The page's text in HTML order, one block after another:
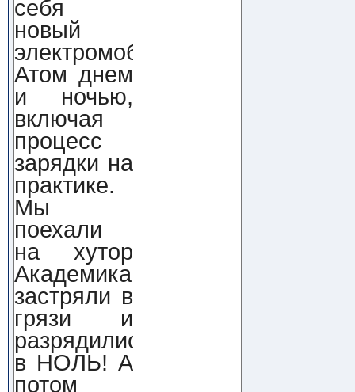
себя
новый
электромобиль
Атом днем
и ночью,
включая
процесс
зарядки на
практике.
Мы
поехали
на хутор
Академика,
застряли в
грязи и
разрядились
в НОЛЬ! А
потом